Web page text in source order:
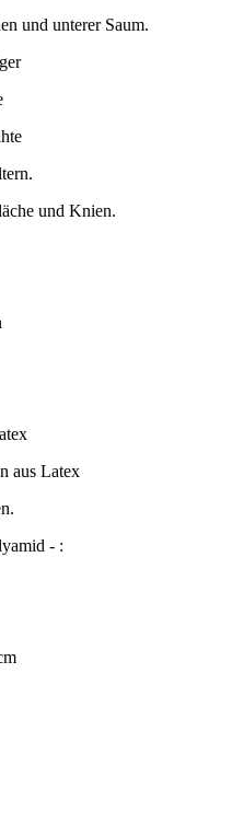
und unterer Saum.
und Knien.
aus Latex
- :